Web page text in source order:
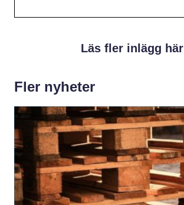
Läs fler inlägg här
Fler nyheter